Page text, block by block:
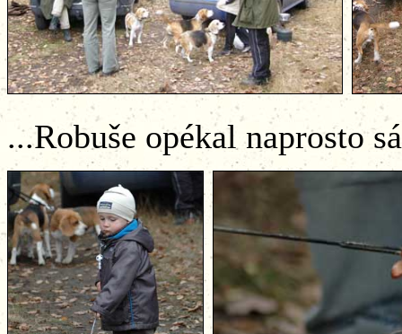
...Robuše opékal naprosto